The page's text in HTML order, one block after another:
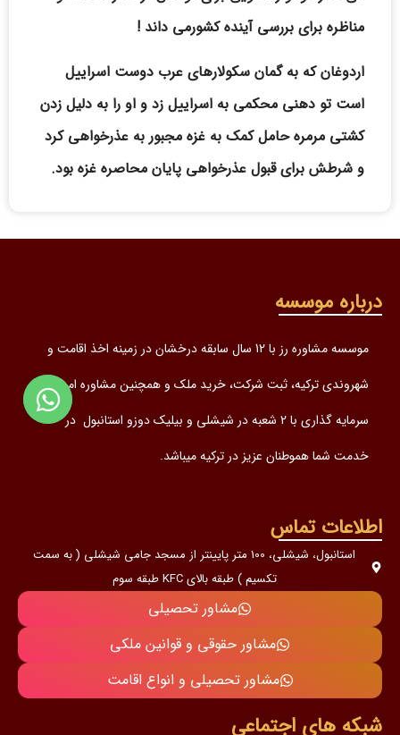
مناظره برای بررسی آینده کشورمی داند !
اردوغان که به گمان سکولارهای عرب دوست اسراییل
است تو دهنی محکمی به اسراییل زد و او را به دلیل زدن
کشتی مرمره حامل کمک به غزه مجبور به عذرخواهی کرد
و شرطش برای قبول عذرخواهی پایان محاصره غزه بود.
درباره موسسه
موسسه مشاوره رز با 12 سال سابقه درخشان در زمینه اخذ اقامت و
شهروندی ترکیه، ثبت شرکت، خرید ملک و همچنین مشاوره امور
سرمایه گذاری با 2 شعبه در شیشلی و بیلیک دوزو استانبول در
خدمت شما هموطنان عزیز در ترکیه میباشد.
اطلاعات تماس
استانبول، شیشلی، 100 متر پایینتر از مسجد جامی شیشلی ( به سمت
تکسیم ) طبقه بالای KFC طبقه سوم
مشاور تحصیلی
مشاور حقوقی و قوانین ملکی
مشاور تحصیلی و انواع اقامت
شبکه های اجتماعی